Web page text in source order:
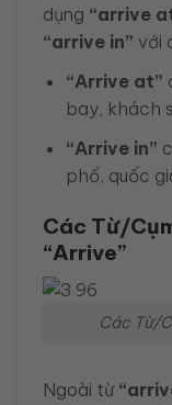
dụng “arrive
“arrive in” với
“Arrive at”
bay, khách
“Arrive in”
phố, quốc
Các Từ/
“Arrive”
Các Từ/
Ngoài từ